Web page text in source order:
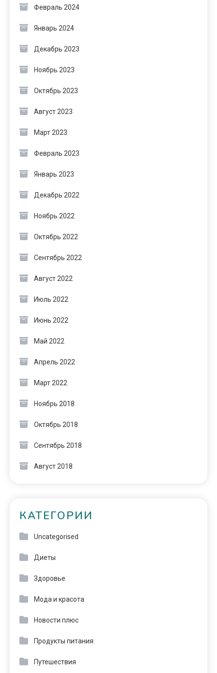
Февраль 2024
Январь 2024
Декабрь 2023
Ноябрь 2023
Октябрь 2023
Август 2023
Март 2023
Февраль 2023
Январь 2023
Декабрь 2022
Ноябрь 2022
Октябрь 2022
Сентябрь 2022
Август 2022
Июль 2022
Июнь 2022
Май 2022
Апрель 2022
Март 2022
Ноябрь 2018
Октябрь 2018
Сентябрь 2018
Август 2018
КАТЕГОРИИ
Uncategorised
Диеты
Здоровье
Мода и красота
Новости плюс
Продукты питания
Путешествия